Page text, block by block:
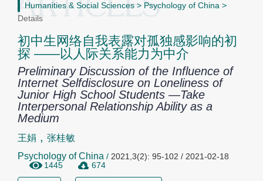
Humanities & Social Sciences > Psychology of China >
Details
初中生网络自我表露对孤独感影响的初
探 ——以人际关系能力为中介
Preliminary Discussion of the Influence of
Internet Selfdisclosure on Loneliness of
Junior High School Students —Take
Interpersonal Relationship Ability as a
Medium
王娟 , 张桂敏
Psychology of China / 2021,3(2): 95-102 / 2021-02-18
1445
674